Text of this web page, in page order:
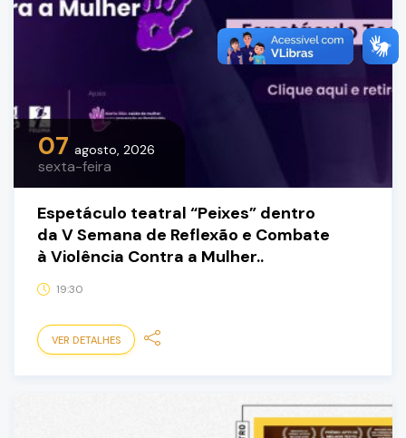
07 agosto, 2026
sexta-feira
Espetáculo teatral “Peixes” dentro
da V Semana de Reflexão e Combate
à Violência Contra a Mulher..
19:30
VER DETALHES